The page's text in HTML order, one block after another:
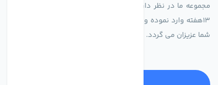
مجموعه ما در نظر دارد کالاهای تخصصی شما عزیزان رو در صرف
13هفته وارد نموده و این عمر باعث صرفه جویی در هزینه و زمان
شما عزیزان می گردد.